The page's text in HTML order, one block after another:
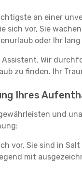
an einer
sich vor, Sie
oder Ihr
Assistent. Wir
zu finden. Ihr
Ihres
und
vor, Sie sind in
mit